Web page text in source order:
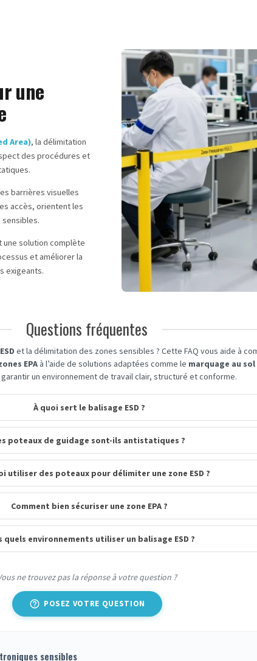
une
Area), la délimitation
des procédures et
barrières visuelles
accès, orientent les
une solution complète
et améliorer la
exigeants.
Questions fréquentes
et la délimitation des zones sensibles ? Cette FAQ vous aide à
EPAà l’aide de solutions adaptées comme le marquage au sol
garantir un environnement de travail clair, structuré et conforme.
À quoi sert le balisage ESD ?
poteaux de guidage sont-ils antistatiques ?
utiliser des poteaux pour délimiter une zone ESD ?
Comment bien sécuriser une zone EPA ?
quels environnements utiliser un balisage ESD ?
ne trouvez pas la réponse à votre question ?
help_outline POSEZ VOTRE QUESTION
sensibles